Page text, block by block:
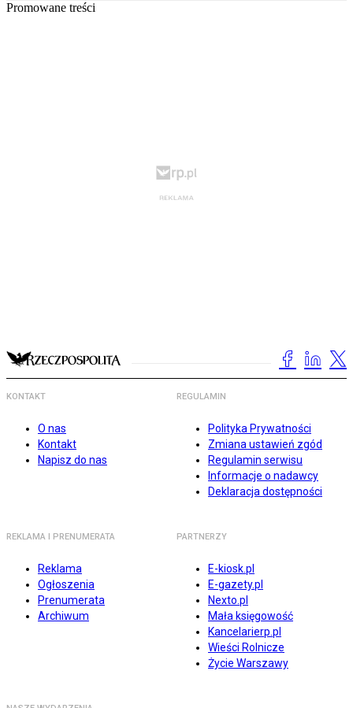
Promowane treści
KONTAKT
O nas
Kontakt
Napisz do nas
REGULAMIN
Polityka Prywatności
Zmiana ustawień zgód
Regulamin serwisu
Informacje o nadawcy
Deklaracja dostępności
REKLAMA I PRENUMERATA
Reklama
Ogłoszenia
Prenumerata
Archiwum
PARTNERZY
E-kiosk.pl
E-gazety.pl
Nexto.pl
Mała księgowość
Kancelarierp.pl
Wieści Rolnicze
Życie Warszawy